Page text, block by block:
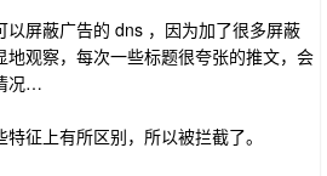
以屏蔽广告的 dns ，因为加了很多屏蔽
地观察，每次一些标题很夸张的推文，会
况…
征上有所区别，所以被拦截了。